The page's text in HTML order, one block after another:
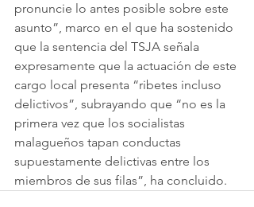
pronuncie lo antes posible sobre este
asunto”, marco en el que ha sostenido
que la sentencia del TSJA señala
expresamente que la actuación de este
cargo local presenta “ribetes incluso
delictivos”, subrayando que “no es la
primera vez que los socialistas
malagueños tapan conductas
supuestamente delictivas entre los
miembros de sus filas”, ha concluido.